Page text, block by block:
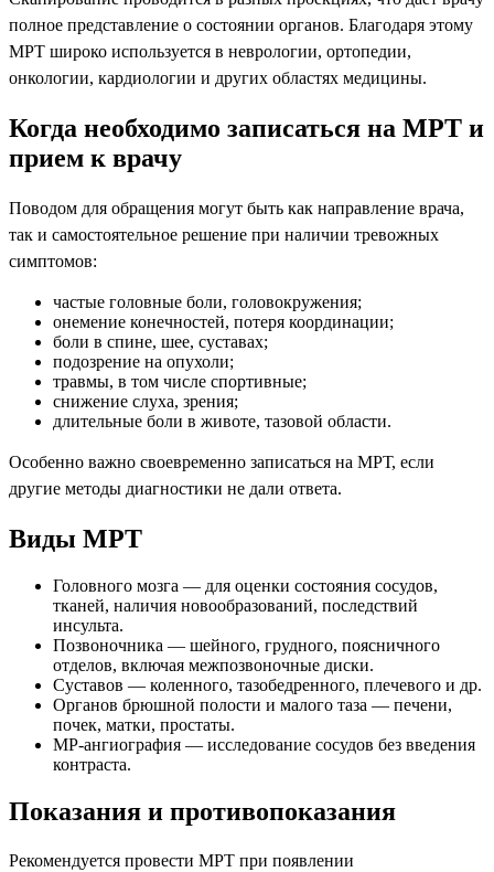
полное представление о состоянии органов. Благодаря этому
МРТ широко используется в неврологии, ортопедии,
онкологии, кардиологии и других областях медицины.
Когда необходимо записаться на МРТ и
прием к врачу
Поводом для обращения могут быть как направление врача,
так и самостоятельное решение при наличии тревожных
симптомов:
частые головные боли, головокружения;
онемение конечностей, потеря координации;
боли в спине, шее, суставах;
подозрение на опухоли;
травмы, в том числе спортивные;
снижение слуха, зрения;
длительные боли в животе, тазовой области.
Особенно важно своевременно записаться на МРТ, если
другие методы диагностики не дали ответа.
Виды МРТ
Головного мозга — для оценки состояния сосудов,
тканей, наличия новообразований, последствий
инсульта.
Позвоночника — шейного, грудного, поясничного
отделов, включая межпозвоночные диски.
Суставов — коленного, тазобедренного, плечевого и др.
Органов брюшной полости и малого таза — печени,
почек, матки, простаты.
МР-ангиография — исследование сосудов без введения
контраста.
Показания и противопоказания
Рекомендуется провести МРТ при появлении